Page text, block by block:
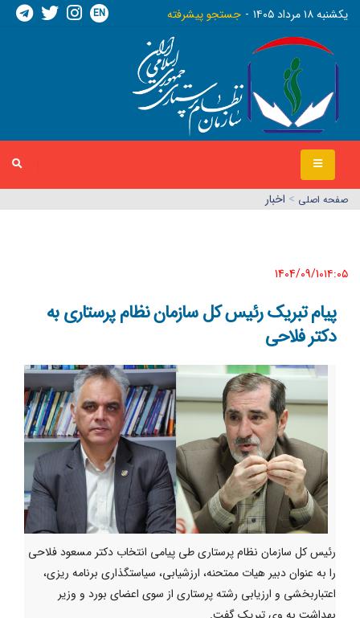
يکشنبه ١٨ مرداد ١٤٠٥ جستجو پیشرفته EN
صفحه اصلي > اخبار
1404/09/10١٤:٠٥
پیام تبریک رئیس کل سازمان نظام پرستاری به
دکتر فلاحی
رئیس کل سازمان نظام پرستاری طی پیامی انتخاب دکتر مسعود فلاحی
را به عنوان دبیر هیات ممتحنه، ارزشیابی، سیاستگذاری برنامه ریزی،
اعتباربخشی و ارزیابی رشته پرستاری از سوی اعضای بورد و وزیر